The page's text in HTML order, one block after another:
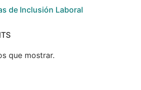
de Inclusión Laboral
que mostrar.